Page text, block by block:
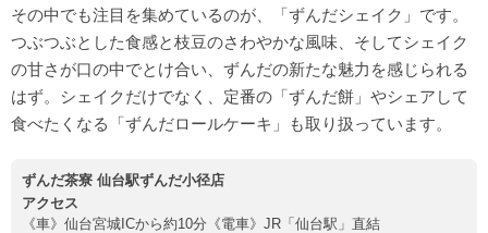
その中でも注目を集めているのが、「ずんだシェイク」です。
つぶつぶとした食感と枝豆のさわやかな風味、そしてシェイク
の甘さが口の中でとけ合い、ずんだの新たな魅力を感じられる
はず。シェイクだけでなく、定番の「ずんだ餅」やシェアして
食べたくなる「ずんだロールケーキ」も取り扱っています。
ずんだ茶寮 仙台駅ずんだ小径店
アクセス
《車》仙台宮城ICから約10分《電車》JR「仙台駅」直結